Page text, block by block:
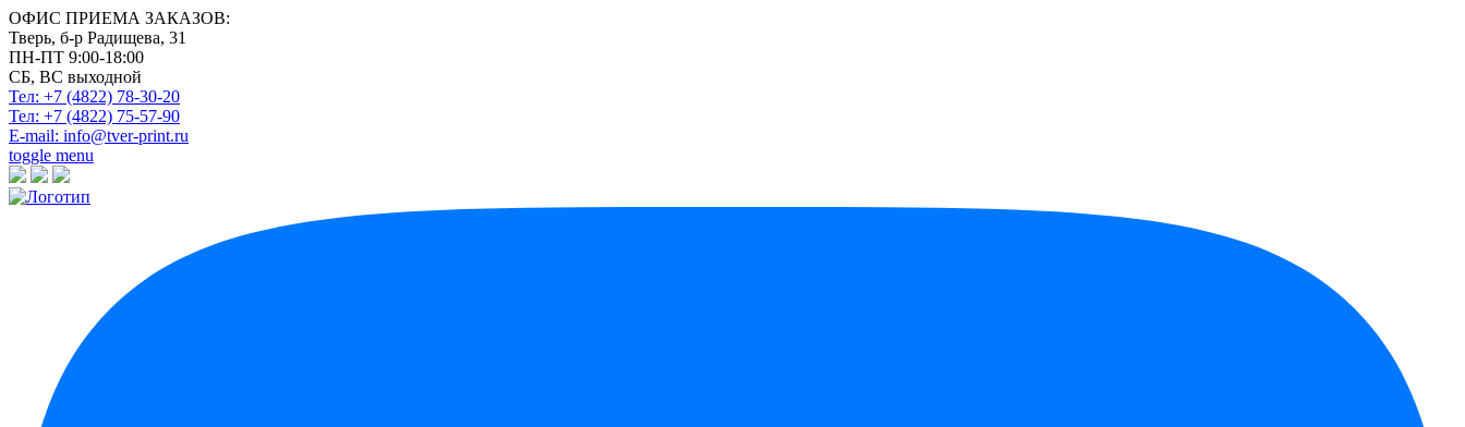
ОФИС ПРИЕМА ЗАКАЗОВ:
Тверь, б-р Радищева, 31
ПН-ПТ 9:00-18:00
СБ, ВС выходной
Тел: +7 (4822) 78-30-20
Тел: +7 (4822) 75-57-90
E-mail: info@tver-print.ru
toggle menu